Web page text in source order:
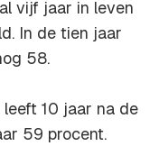
vijf jaar in leven
In de tien jaar
58.
10 jaar na de
59 procent.